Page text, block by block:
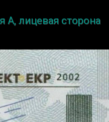
A, лицевая сторона